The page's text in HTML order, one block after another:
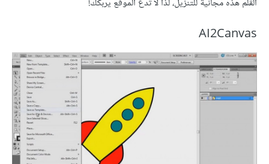
القلم هذه مجانية للتنزيل، لذا لا تدع الموقع يربكك!
AI2Canvas